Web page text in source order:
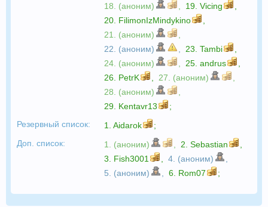
18. (аноним)
19. Vicing
20. FilimonIzMindykino
21. (аноним)
22. (аноним)
23. Tambi
24. (аноним)
25. andrus
26. PetrK 27. (аноним)
28. (аноним)
29. Kentavr13
;
Резервный список:
1. Aidarok
;
Доп. список:
1. (аноним) 2. Sebastian
3. Fish3001 4. (аноним)
5. (аноним)
6. Rom07 ;